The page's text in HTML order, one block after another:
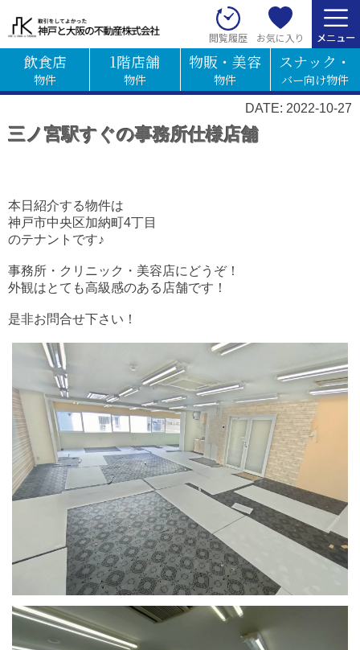
閲覧履歴 お気に入り
飲食店
物件
1階店舗
物件
物販・美容
物件
スナック・
バー向け物件
DATE: 2022-10-27
三ノ宮駅すぐの事務所仕様店舗
本日紹介する物件は
神戸市中央区加納町4丁目
のテナントです♪
事務所・クリニック・美容店にどうぞ！
外観はとても高級感のある店舗です！
是非お問合せ下さい！